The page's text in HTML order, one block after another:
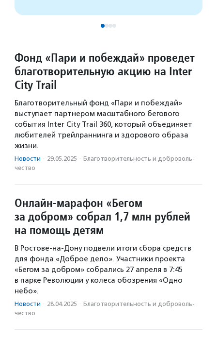
Фонд «Пари и побеждай» проведет
благотворительную акцию на Inter
City Trail
Благотворительный фонд «Пари и побеждай»
выступает партнером масштабного бегового
события Inter City Trail 360, который объединяет
любителей трейлраннинга и здорового образа
жизни.
Новости · 29.05.2025 · Благотвори­тель­ность и доброволь­
чест­во
Онлайн-марафон «Бегом
за добром» собрал 1,7 млн рублей
на помощь детям
В Ростове-на-Дону подвели итоги сбора средств
для фонда «Доброе дело». Участники проекта
«Бегом за добром» собрались 27 апреля в 7:45
в парке Революции у колеса обозрения «Одно
небо».
Новости · 28.04.2025 · Благотвори­тель­ность и доброволь­
чест­во